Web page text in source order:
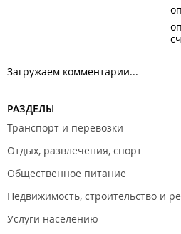
Загружаем комментарии...
РАЗДЕЛЫ
Транспорт и перевозки
Отдых, развлечения, спорт
Общественное питание
Недвижимость, строительство и
Услуги населению